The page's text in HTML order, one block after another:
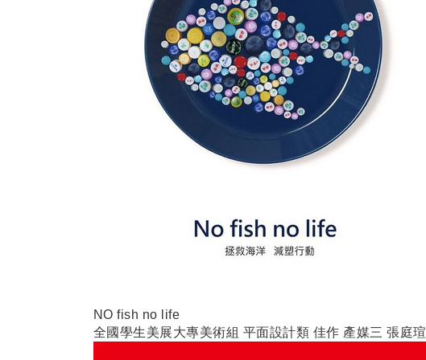
NO fish no life
全國學生美展大專美術組 平面設計類 佳作 產媒三 張庭瑄